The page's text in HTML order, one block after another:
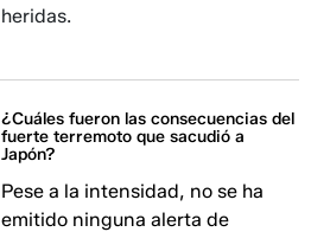
heridas.
¿Cuáles fueron las consecuencias del
fuerte terremoto que sacudió a
Japón?
Pese a la intensidad, no se ha
emitido ninguna alerta de